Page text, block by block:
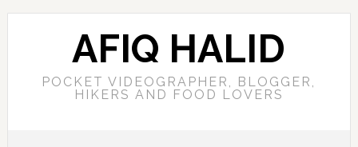
AFIQ HALID
POCKET VIDEOGRAPHER, BLOGGER,
HIKERS AND FOOD LOVERS